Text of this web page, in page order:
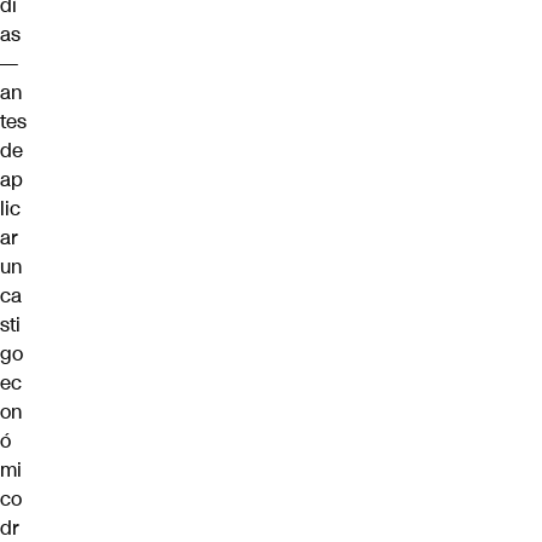
as
—
an
tes
de
ap
lic
ar
un
ca
sti
go
ec
on
ó
mi
co
dr